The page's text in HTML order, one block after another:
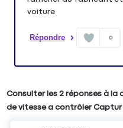
voiture
Répondre 0
Consulter les 2 réponses à la
de vitesse a contrôler